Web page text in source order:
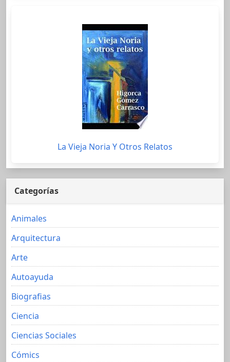
La Vieja Noria Y Otros Relatos
Categorías
Animales
Arquitectura
Arte
Autoayuda
Biografias
Ciencia
Ciencias Sociales
Cómics